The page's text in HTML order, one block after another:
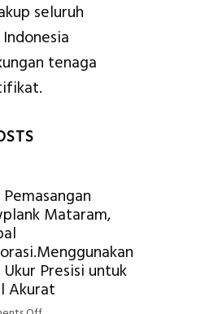
seluruh
tenaga
Pemasangan
Mataram,
Presisi untuk
Akurat